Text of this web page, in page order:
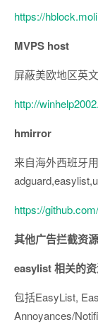
https://
MVPS host
屏蔽美欧地区英
http://
hmirror
来自海外西班牙
https://
其他广告拦截资
easylist 相关的
包括EasyList,
Annoyances/